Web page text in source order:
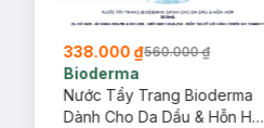
338.000 ₫560.000 ₫
Bioderma
Nước Tẩy Trang Bioderma
Dành Cho Da Dầu & Hỗn Hợp